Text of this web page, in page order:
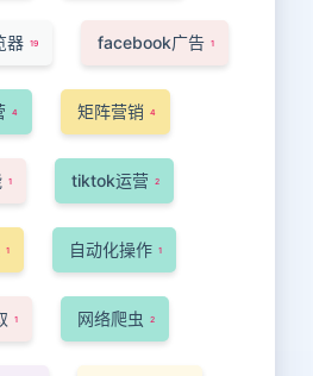
器 19 facebook广告 1
4 矩阵营销 4
1 tiktok运营 2
1 自动化操作 1
1 网络爬虫 2